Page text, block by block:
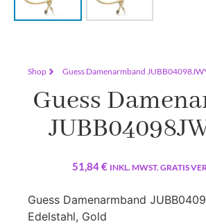
Shop Guess Damenarmband
Guess
51,84€ INKL. MWST. GRATIS
Guess Damenarmband
Edelstahl, Gold